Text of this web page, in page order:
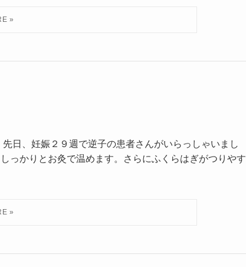
日、妊娠２９週で逆子の患者さんがいらっしゃいまし
っかりとお灸で温めます。さらにふくらはぎがつりやす